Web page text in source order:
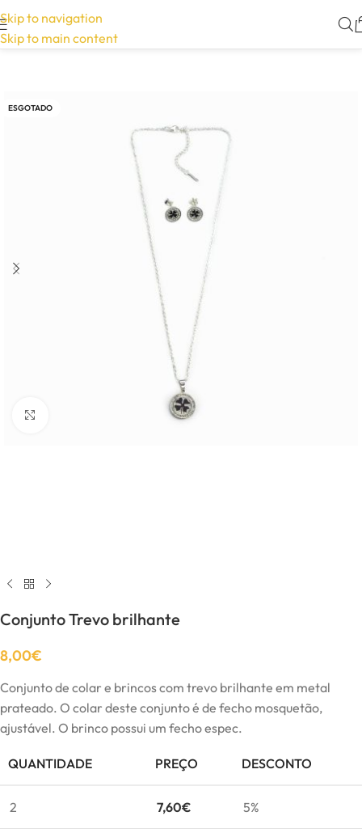
Skip to navigation
Skip to main content
ESGOTADO
Conjunto Trevo brilhante
8,00€
Conjunto de colar e brincos com trevo brilhante em metal
prateado. O colar deste conjunto é de fecho mosquetão,
ajustável. O brinco possui um fecho espec.
QUANTIDADE PREÇO DESCONTO
2 7,60€ 5%